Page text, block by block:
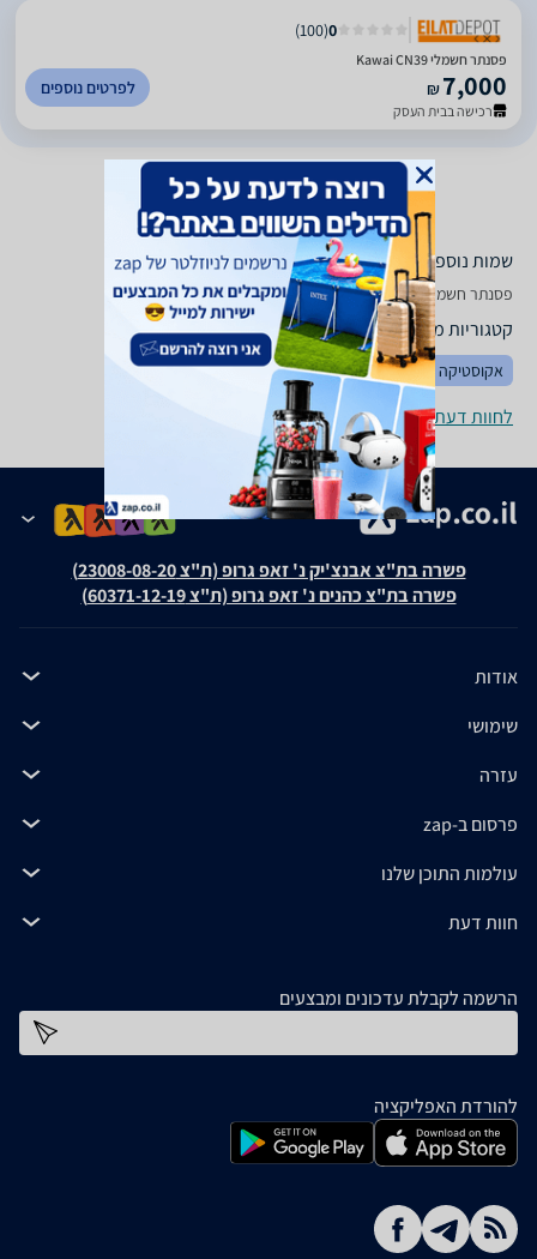
0
(
100
)
פסנתר חשמלי Kawai CN39
₪7,000
רכישה בבית העסק
לפרטים נוספים
שמות נוספים לדגם
‏פסנתר חשמלי Kawai CN 39, CN39 Kawai , Kawai CN39
קטגוריות משלימות
אקוסטיקה
לחוות דעת ופרטי החנויות
פשרה בת"צ אבנצ'יק נ' זאפ גרופ (ת"צ 23008-08-20)
פשרה בת"צ כהנים נ' זאפ גרופ (ת"צ 60371-12-19)
אודות
שימושי
עזרה
פרסום ב-zap
עולמות התוכן שלנו
חוות דעת
הרשמה לקבלת עדכונים ומבצעים
להורדת האפליקציה